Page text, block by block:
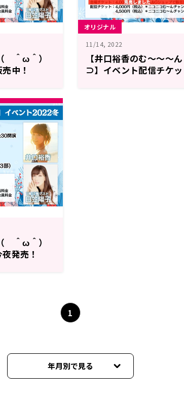
＾ω＾）
中！
オリジナル
11/14, 2022
【井口裕香のむ～～
⊃】イベント配信チケ
＾ω＾）
発売！
1
年月別で見る